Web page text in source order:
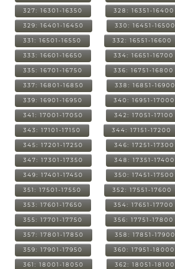
327: 16301-16350 328: 16351-16400
329: 16401-16450 330: 16451-16500
331: 16501-16550 332: 16551-16600
333: 16601-16650 334: 16651-16700
335: 16701-16750 336: 16751-16800
337: 16801-16850 338: 16851-16900
339: 16901-16950 340: 16951-17000
341: 17001-17050 342: 17051-17100
343: 17101-17150 344: 17151-17200
345: 17201-17250 346: 17251-17300
347: 17301-17350 348: 17351-17400
349: 17401-17450 350: 17451-17500
351: 17501-17550 352: 17551-17600
353: 17601-17650 354: 17651-17700
355: 17701-17750 356: 17751-17800
357: 17801-17850 358: 17851-17900
359: 17901-17950 360: 17951-18000
361: 18001-18050 362: 18051-18100